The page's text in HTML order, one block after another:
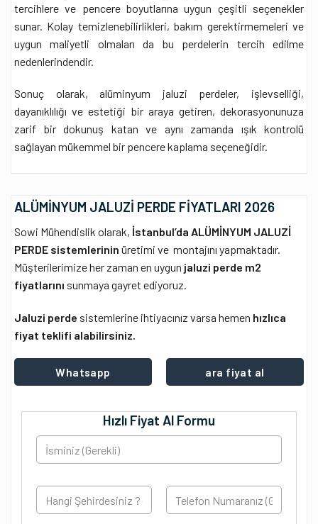
tercihlere ve pencere boyutlarına uygun çeşitli seçenekler
sunar. Kolay temizlenebilirlikleri, bakım gerektirmemeleri ve
uygun maliyetli olmaları da bu perdelerin tercih edilme
nedenlerindendir.
Sonuç olarak, alüminyum jaluzi perdeler, işlevselliği,
dayanıklılığı ve estetiği bir araya getiren, dekorasyonunuza
zarif bir dokunuş katan ve aynı zamanda ışık kontrolü
sağlayan mükemmel bir pencere kaplama seçeneğidir.
ALÜMİNYUM JALUZİ PERDE FİYATLARI 2026
Sowi Mühendislik olarak, İstanbul’da ALÜMİNYUM JALUZİ
PERDE sistemlerinin üretimi ve montajını yapmaktadır.
Müşterilerimize her zaman en uygun jaluzi perde m2
fiyatlarını sunmaya gayret ediyoruz.
Jaluzi perde sistemlerine ihtiyacınız varsa hemen hızlıca
fiyat teklifi alabilirsiniz.
Whatsapp ara fiyat al
Hızlı Fiyat Al Formu